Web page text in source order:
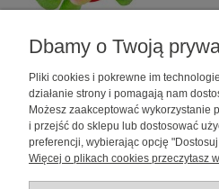
Zabawka dla psa
marki Pet Nova
Dbamy o Twoją
Pliki cookies i pokrewne im
działanie strony i pomagają nam
Możesz zaakceptować wykorzystanie
i przejść do sklepu lub dostosować
preferencji, wybierając opcję
Więcej o plikach cookies przeczytasz